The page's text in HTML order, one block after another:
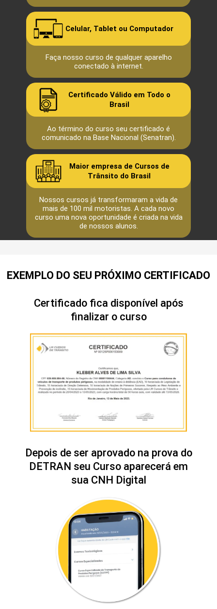
Celular, Tablet ou Computador
Faça nosso curso de qualquer aparelho
conectado à internet.
Certificado Válido em Todo o
Brasil
Ao término do curso seu certificado é
comunicado na Base Nacional (Senatran).
Maior empresa de Cursos de
Trânsito do Brasil
Nossos cursos já transformaram a vida de
mais de 100 mil motoristas. A cada novo
curso uma nova oportunidade é criada na vida
de nossos alunos.
EXEMPLO DO SEU PRÓXIMO CERTIFICADO
Certificado fica disponível após
finalizar o curso
Depois de ser aprovado na prova do
DETRAN seu Curso aparecerá em
sua CNH Digital